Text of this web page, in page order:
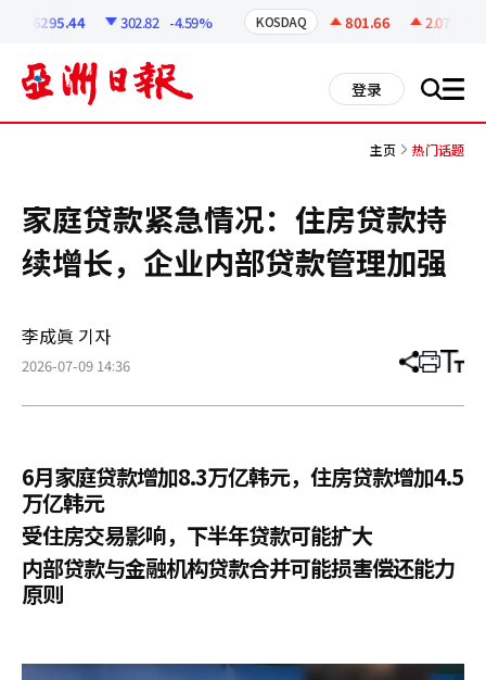
6295.44 302.82 -4.59% KOSDAQ 801.66 2.07
登录 搜 all
主页 热门话题
家庭贷款紧急情况：住房贷款持
续增长，企业内部贷款管理加强
李成眞 기자
2026-07-09 14:36 分
章
打 调
小
6月家庭贷款增加8.3万亿韩元，住房贷款增加4.5
万亿韩元
受住房交易影响，下半年贷款可能扩大
内部贷款与金融机构贷款合并可能损害偿还能力
原则